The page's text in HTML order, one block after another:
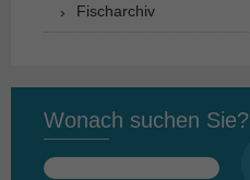
Fischarchiv
Wonach suchen Sie?
Suchen